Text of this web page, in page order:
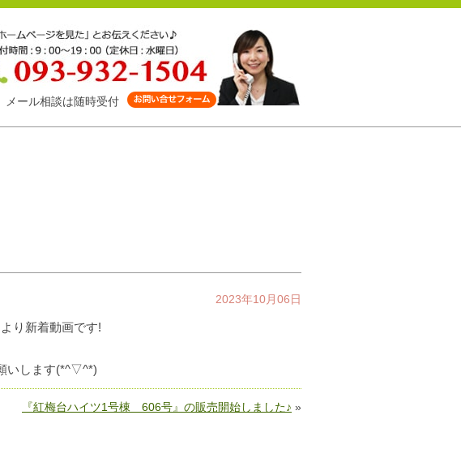
メール相談は随時受付
2023年10月06日
り新着動画です!
いします(*^▽^*)
『紅梅台ハイツ1号棟 606号』の販売開始しました♪ »